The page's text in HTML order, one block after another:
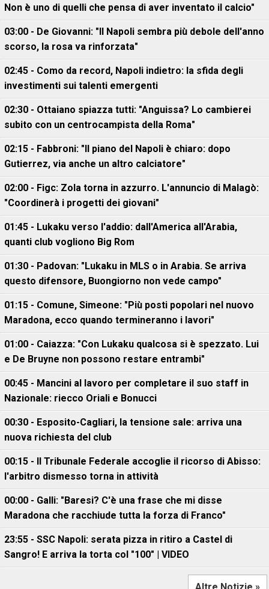
Non è uno di quelli che pensa di aver inventato il calcio"
03:00 - De Giovanni: "Il Napoli sembra più debole dell'anno
scorso, la rosa va rinforzata"
02:45 - Como da record, Napoli indietro: la sfida degli
investimenti sui talenti emergenti
02:30 - Ottaiano spiazza tutti: "Anguissa? Lo cambierei
subito con un centrocampista della Roma"
02:15 - Fabbroni: "Il piano del Napoli è chiaro: dopo
Gutierrez, via anche un altro calciatore"
02:00 - Figc: Zola torna in azzurro. L'annuncio di Malagò:
"Coordinerà i progetti dei giovani"
01:45 - Lukaku verso l'addio: dall'America all'Arabia,
quanti club vogliono Big Rom
01:30 - Padovan: "Lukaku in MLS o in Arabia. Se arriva
questo difensore, Buongiorno non vede campo"
01:15 - Comune, Simeone: "Più posti popolari nel nuovo
Maradona, ecco quando termineranno i lavori"
01:00 - Caiazza: "Con Lukaku qualcosa si è spezzato. Lui
e De Bruyne non possono restare entrambi"
00:45 - Mancini al lavoro per completare il suo staff in
Nazionale: riecco Oriali e Bonucci
00:30 - Esposito-Cagliari, la tensione sale: arriva una
nuova richiesta del club
00:15 - Il Tribunale Federale accoglie il ricorso di Abisso:
l'arbitro dismesso torna in attività
00:00 - Galli: "Baresi? C'è una frase che mi disse
Maradona che racchiude tutta la forza di Franco"
23:55 - SSC Napoli: serata pizza in ritiro a Castel di
Sangro! E arriva la torta col "100" | VIDEO